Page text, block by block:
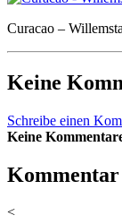
Curacao –
Keine
Schreibe einen
Keine
Kommentar
<